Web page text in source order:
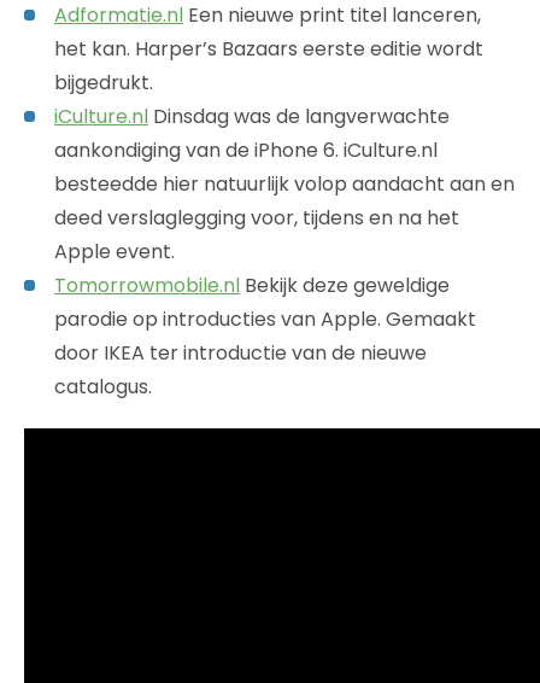
Adformatie.nl Een nieuwe print titel lanceren,
het kan. Harper’s Bazaars eerste editie wordt
bijgedrukt.
iCulture.nl Dinsdag was de langverwachte
aankondiging van de iPhone 6. iCulture.nl
besteedde hier natuurlijk volop aandacht aan en
deed verslaglegging voor, tijdens en na het
Apple event.
Tomorrowmobile.nl Bekijk deze geweldige
parodie op introducties van Apple. Gemaakt
door IKEA ter introductie van de nieuwe
catalogus.